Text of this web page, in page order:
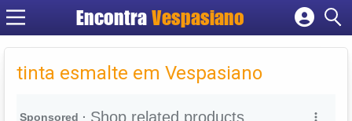
Encontra Vespasiano
Cadastrar empresa
Criar conta
tinta esmalte em Vespasiano